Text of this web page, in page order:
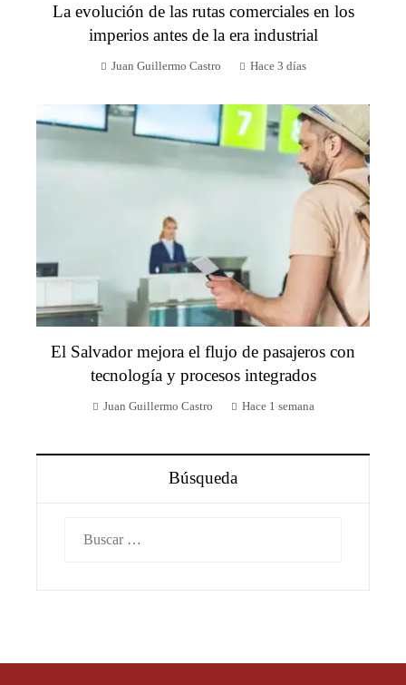
La evolución de las rutas comerciales en los
imperios antes de la era industrial
Juan Guillermo Castro Hace 3 días
El Salvador mejora el flujo de pasajeros con
tecnología y procesos integrados
Juan Guillermo Castro Hace 1 semana
Búsqueda